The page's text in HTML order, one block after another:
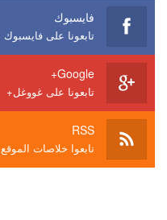
فايسبوك
تابعونا على فايسبوك
Google+
تابعونا على غووغل+
RSS
تابعوا خلاصات الموقع